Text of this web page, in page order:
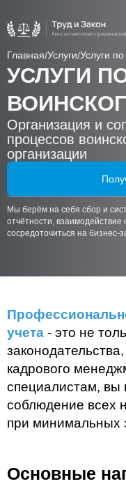
Главная/Услуги/Услуги
УСЛУГИ
Организация и
процессов
организации
Мы берём на себя сбор и
отчётности,
сосредоточиться на бизнес-
учета - это не
кадрового
специалистам, вы
соблюдение всех
при минимальных
Основные